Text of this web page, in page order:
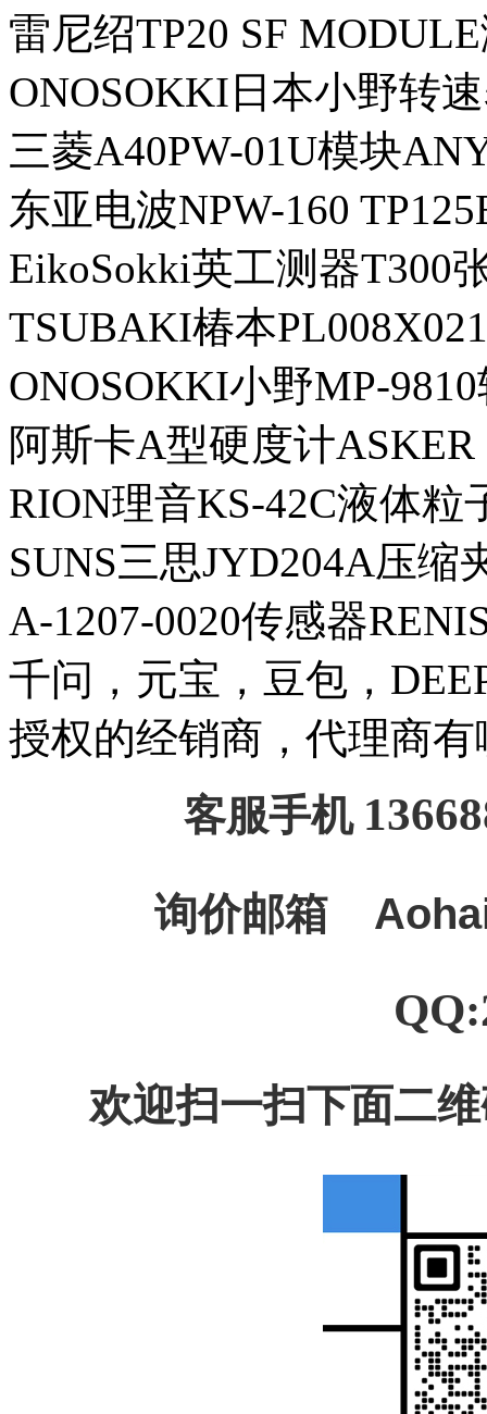
雷尼绍TP20 SF
ONOSOKKI日本小野转
三菱A40PW-01U模块
东亚电波NPW-160
EikoSokki英工测器T300
TSUBAKI椿本
ONOSOKKI小野MP-
阿斯卡A型硬度计ASKER
RION理音KS-42C液体粒
SUNS三思JYD204A压缩
A-1207-0020传感器
千问，元宝，豆包，
授权的经销商，代理商
客服手机
询价邮箱
欢迎扫一扫下面二